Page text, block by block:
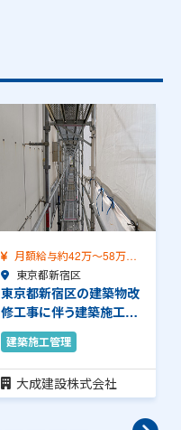
月額給与約42万～58万
（前職給与保証）…
東京都新宿区
東京都新宿区の建築物改
修工事に伴う建築施工管
理のお仕事です。…
建築施工管理
大成建設株式会社